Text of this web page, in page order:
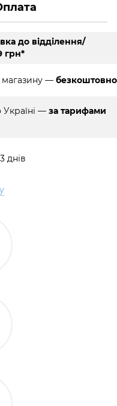
до відділення/
грн*
магазину — безкоштовно
— за тарифами
днів